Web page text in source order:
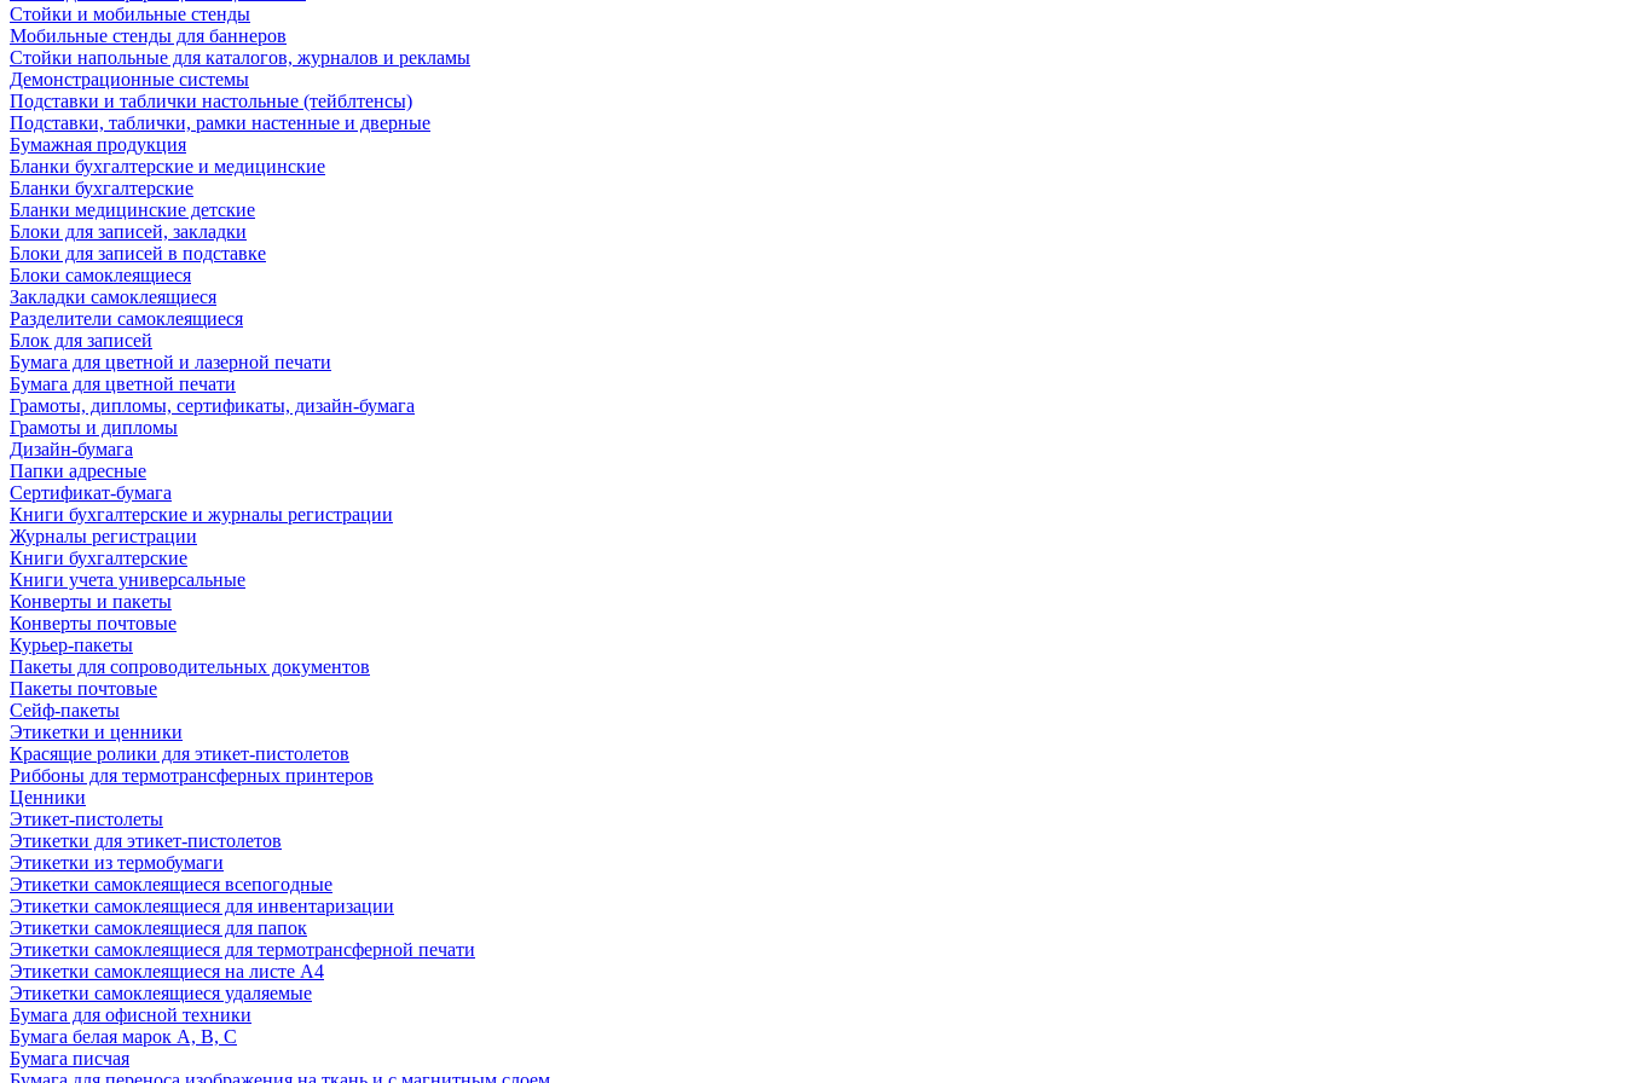
Стойки и мобильные стенды
Мобильные стенды для баннеров
Стойки напольные для каталогов, журналов и рекламы
Демонстрационные системы
Подставки и таблички настольные (тейблтенсы)
Подставки, таблички, рамки настенные и дверные
Бумажная продукция
Бланки бухгалтерские и медицинские
Бланки бухгалтерские
Бланки медицинские детские
Блоки для записей, закладки
Блоки для записей в подставке
Блоки самоклеящиеся
Закладки самоклеящиеся
Разделители самоклеящиеся
Блок для записей
Бумага для цветной и лазерной печати
Бумага для цветной печати
Грамоты, дипломы, сертификаты, дизайн-бумага
Грамоты и дипломы
Дизайн-бумага
Папки адресные
Сертификат-бумага
Книги бухгалтерские и журналы регистрации
Журналы регистрации
Книги бухгалтерские
Книги учета универсальные
Конверты и пакеты
Конверты почтовые
Курьер-пакеты
Пакеты для сопроводительных документов
Пакеты почтовые
Сейф-пакеты
Этикетки и ценники
Красящие ролики для этикет-пистолетов
Риббоны для термотрансферных принтеров
Ценники
Этикет-пистолеты
Этикетки для этикет-пистолетов
Этикетки из термобумаги
Этикетки самоклеящиеся всепогодные
Этикетки самоклеящиеся для инвентаризации
Этикетки самоклеящиеся для папок
Этикетки самоклеящиеся для термотрансферной печати
Этикетки самоклеящиеся на листе А4
Этикетки самоклеящиеся удаляемые
Бумага для офисной техники
Бумага белая марок А, В, С
Бумага писчая